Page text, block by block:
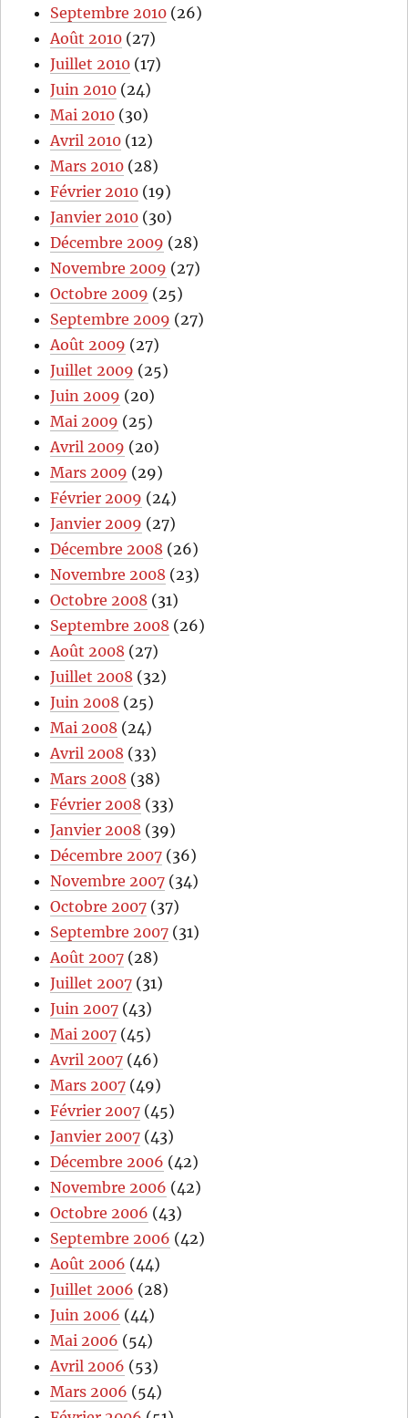
Septembre 2010 (26)
Août 2010 (27)
Juillet 2010 (17)
Juin 2010 (24)
Mai 2010 (30)
Avril 2010 (12)
Mars 2010 (28)
Février 2010 (19)
Janvier 2010 (30)
Décembre 2009 (28)
Novembre 2009 (27)
Octobre 2009 (25)
Septembre 2009 (27)
Août 2009 (27)
Juillet 2009 (25)
Juin 2009 (20)
Mai 2009 (25)
Avril 2009 (20)
Mars 2009 (29)
Février 2009 (24)
Janvier 2009 (27)
Décembre 2008 (26)
Novembre 2008 (23)
Octobre 2008 (31)
Septembre 2008 (26)
Août 2008 (27)
Juillet 2008 (32)
Juin 2008 (25)
Mai 2008 (24)
Avril 2008 (33)
Mars 2008 (38)
Février 2008 (33)
Janvier 2008 (39)
Décembre 2007 (36)
Novembre 2007 (34)
Octobre 2007 (37)
Septembre 2007 (31)
Août 2007 (28)
Juillet 2007 (31)
Juin 2007 (43)
Mai 2007 (45)
Avril 2007 (46)
Mars 2007 (49)
Février 2007 (45)
Janvier 2007 (43)
Décembre 2006 (42)
Novembre 2006 (42)
Octobre 2006 (43)
Septembre 2006 (42)
Août 2006 (44)
Juillet 2006 (28)
Juin 2006 (44)
Mai 2006 (54)
Avril 2006 (53)
Mars 2006 (54)